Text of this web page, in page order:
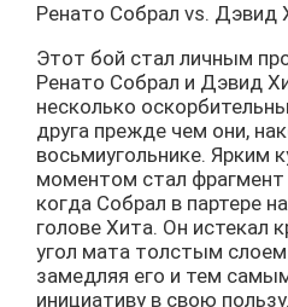
Ренато Собрал vs. Дэвид
Этот бой стал личным
Ренато Собрал и Дэвид
несколько
друга прежде чем они,
восьмиугольнике. Ярким
моментом стал
когда Собрал в партере
голове Хита. Он истекал
угол мата толстым слоем
замедляя его и тем
инициативу в свою